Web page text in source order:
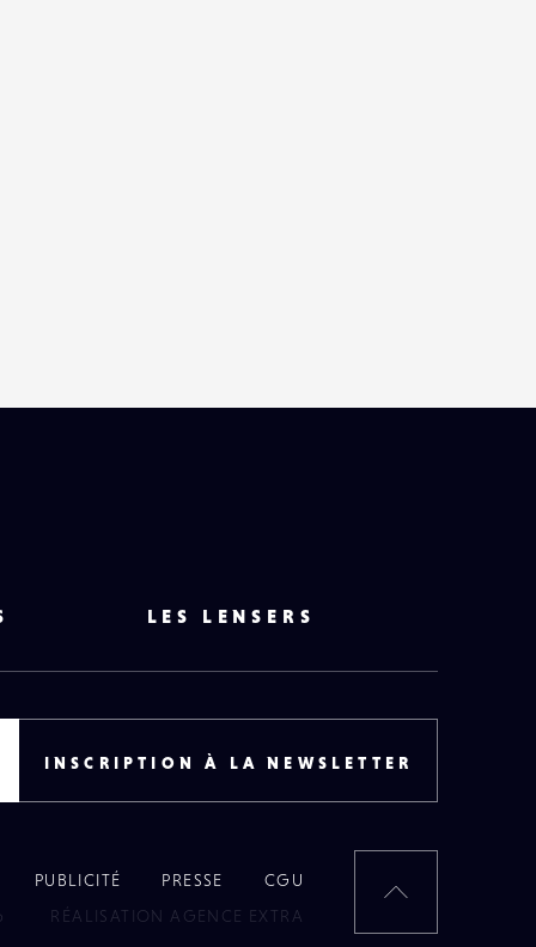
LES LENSERS
INSCRIPTION À LA NEWSLETTER
PUBLICITÉ PRESSE
CGU
RÉALISATION AGENCE EXTRA